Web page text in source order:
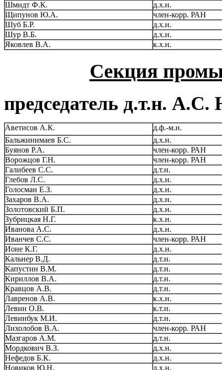
Шмидт Ф.К.
д.х.н.
Щипунов Ю.А.
член-корр. РАН
Шуб Б.Р.
д.х.н.
Шур В.Б.
д.х.н.
Яковлев В.А.
к.х.н.
Секция
председатель д.т.н. А.С.
Аветисов А.К.
д.ф.-м.н.
Бальжинимаев Б.С.
д.х.н.
Буянов Р.А.
член-корр. РАН
Ворожцов Г.Н.
член-корр. РАН
Галибеев С.С.
д.т.н.
Глебов Л.С.
д.х.н.
Голосман Е.З.
д.х.н.
Захаров В.А.
д.х.н.
Золотовский Б.П.
д.х.н.
Зубрицкая Н.Г.
к.х.н.
Иванова А.С.
д.х.н.
Иванчев С.С.
член-корр. РАН
Ионе К.Г.
д.х.н.
Кальнер В.Д.
д.т.н.
Капустин В.М.
д.т.н.
Кириллов В.А.
д.т.н.
Кравцов А.В.
д.т.н.
Лавренов А.В.
к.х.н.
Левин О.В.
к.т.н.
Левинбук М.И.
д.т.н.
Лихолобов В.А.
член-корр. РАН
Мазгаров А.М.
д.т.н.
Мордкович В.З.
д.х.н.
Нефедов Б.К.
д.х.н.
Новиков Ю.Н.
д.х.н.